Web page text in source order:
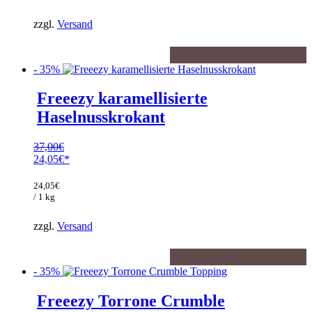
zzgl. Versand
- 35%
Freeezy karamellisierte
Haselnusskrokant
37,00€
Ursprünglicher
war:
37,00€
24,05€
Preis
ist:
24,05€
/ 1 kg
zzgl. Versand
- 35%
Freeezy Torrone Crumble